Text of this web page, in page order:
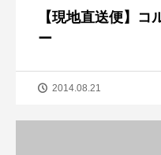
【現地直送便】コ
ー
2014.08.21